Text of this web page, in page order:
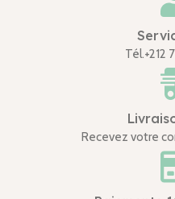
Tél.+212
Recevez votre